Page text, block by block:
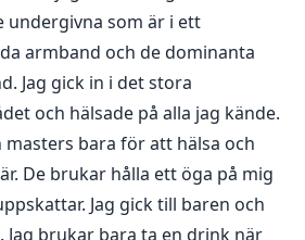
en gammal vän till min pappa,
göra där? Jag stod med ryggen
pappas vän anslöt sig till oss.
säker på att jag kände igen den
mig om och min pappa
allt som kom ut ur min mun:
undergivna som är i ett
armband och de dominanta
Jag gick in i det stora
och hälsade på alla jag kände.
masters bara för att hälsa och
De brukar hålla ett öga på mig
Jag gick till baren och
Jag brukar bara ta en drink när